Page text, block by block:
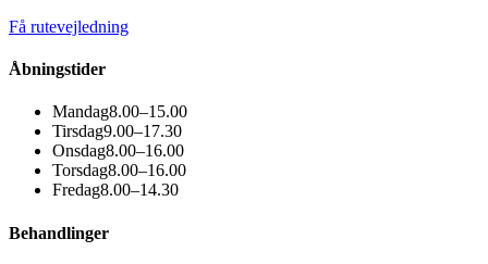
Få rutevejledning
Åbningstider
Mandag8.00–15.00
Tirsdag9.00–17.30
Onsdag8.00–16.00
Torsdag8.00–16.00
Fredag8.00–14.30
Behandlinger